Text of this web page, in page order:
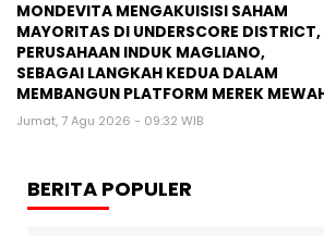
MONDEVITA MENGAKUISISI SAHAM
MAYORITAS DI UNDERSCORE DISTRICT,
PERUSAHAAN INDUK MAGLIANO,
SEBAGAI LANGKAH KEDUA DALAM
MEMBANGUN PLATFORM MEREK
Jumat, 7 Agu 2026 - 09:32 WIB
BERITA POPULER